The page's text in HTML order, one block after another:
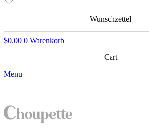
Wunschzettel
$0.00 0 Warenkorb
Cart
Menu